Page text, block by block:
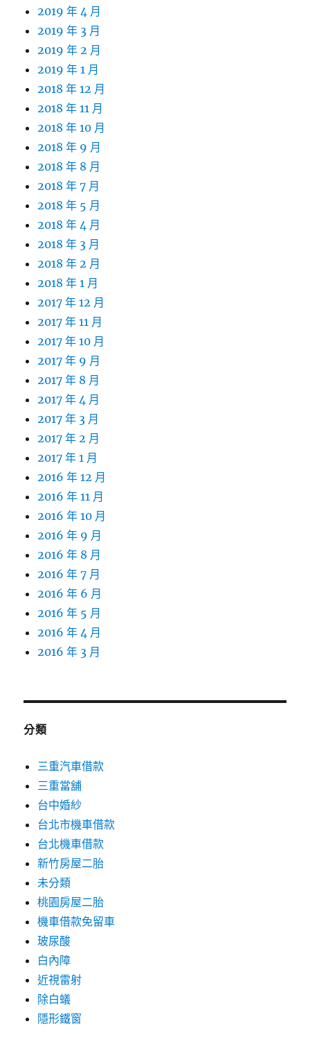
2019 年 4 月
2019 年 3 月
2019 年 2 月
2019 年 1 月
2018 年 12 月
2018 年 11 月
2018 年 10 月
2018 年 9 月
2018 年 8 月
2018 年 7 月
2018 年 5 月
2018 年 4 月
2018 年 3 月
2018 年 2 月
2018 年 1 月
2017 年 12 月
2017 年 11 月
2017 年 10 月
2017 年 9 月
2017 年 8 月
2017 年 4 月
2017 年 3 月
2017 年 2 月
2017 年 1 月
2016 年 12 月
2016 年 11 月
2016 年 10 月
2016 年 9 月
2016 年 8 月
2016 年 7 月
2016 年 6 月
2016 年 5 月
2016 年 4 月
2016 年 3 月
分類
三重汽車借款
三重當舖
台中婚紗
台北市機車借款
台北機車借款
新竹房屋二胎
未分類
桃園房屋二胎
機車借款免留車
玻尿酸
白內障
近視雷射
除白蟻
隱形鐵窗